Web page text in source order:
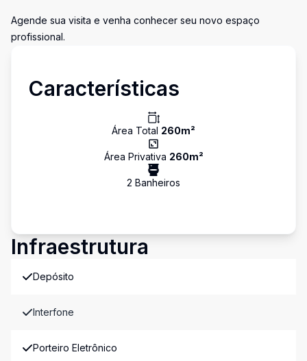
Agende sua visita e venha conhecer seu novo espaço
profissional.
Características
Área Total 260m²
Área Privativa 260m²
2 Banheiros
Infraestrutura
Depósito
Interfone
Porteiro Eletrônico